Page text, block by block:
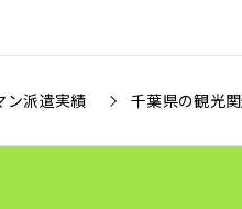
ン派遣実績 千葉県の観光